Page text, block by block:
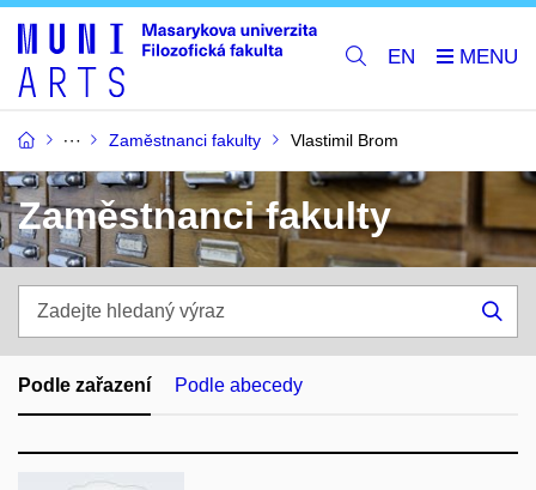
EN
Zaměstnanci fakulty Vlastimil Brom
Zaměstnanci fakulty
hledaný
výraz
Podle zařazení Podle abecedy